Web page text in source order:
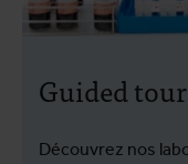
Guided
Découvrez nos